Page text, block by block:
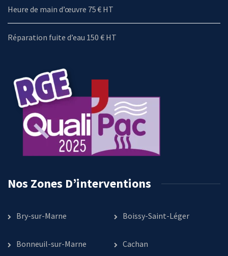
Heure de main d’œuvre 75 € HT
Réparation fuite d’eau 150 € HT
Nos Zones D’interventions
Bry-sur-Marne Boissy-Saint-Léger
Bonneuil-sur-Marne Cachan